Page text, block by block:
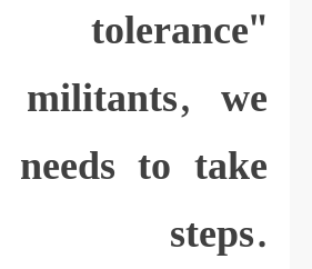
militants, we
to take
steps.